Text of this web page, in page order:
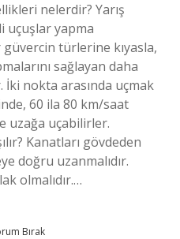
nelerdir? Yarış
uçuşlar yapma
türlerine kıyasla,
sağlayan daha
İki nokta arasında uçmak
60 ila 80 km/saat
uzağa uçabilirler.
Kanatları gövdeden
doğru uzanmalıdır.
olmalıdır.…
Bırak